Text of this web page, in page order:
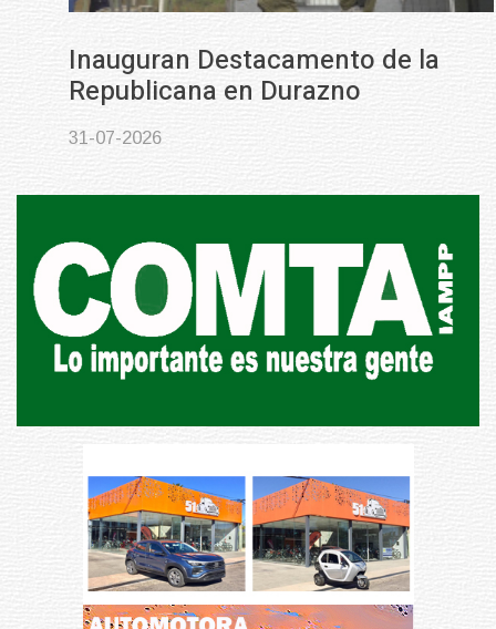
Inauguran Destacamento de la
Republicana en Durazno
31-07-2026